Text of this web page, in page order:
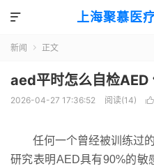
上海聚慕医

新闻  正文
aed平时怎么自检AED
2026-04-27 17:36:52 阅读(14) 
任何一个曾经被训练过
研究表明AED具有90%的敏